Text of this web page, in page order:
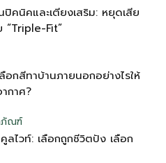
คนิคและเตียงเสริม: หยุดเสีย
“Triple-Fit”
กสีทาบ้านภายนอกอย่างไรให้
กาศ?
ภัณฑ์
ลไวท์: เลือกถูกชีวิตปัง เลือก